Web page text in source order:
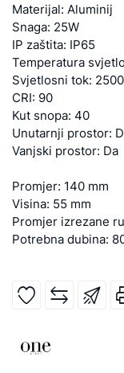
Materijal: Aluminij
Snaga: 25W
IP zaštita: IP65
Temperatura
Svjetlosni tok:
CRI: 90
Kut snopa: 40
Unutarnji prostor:
Vanjski prostor: Da
Promjer: 140 mm
Visina: 55 mm
Promjer izrezane
Potrebna dubina: